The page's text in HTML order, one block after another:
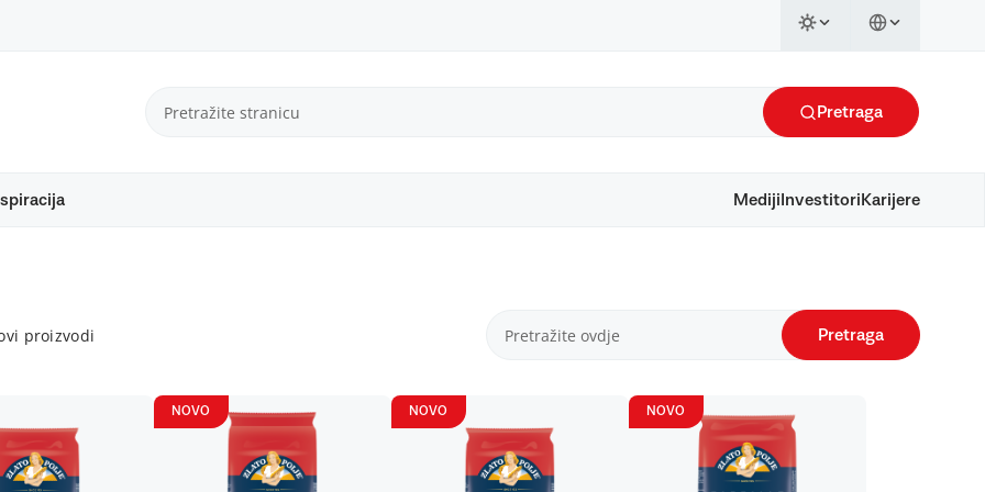
Pretraga
Mediji Investitori Karijere
proizvodi Pretraga
NOVO NOVO NOVO